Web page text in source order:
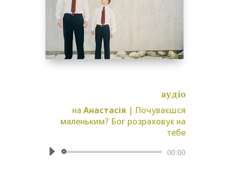
аудіо
наАнастасія | Почуваєшся
маленьким? Бог розраховує на
тебе
Аудіопрогравач
00:00